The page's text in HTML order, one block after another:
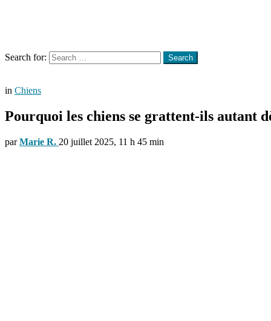
Search for:
Search
in Chiens
Pourquoi les chiens se grattent-ils autant
par Marie R. 20 juillet 2025, 11 h 45 min